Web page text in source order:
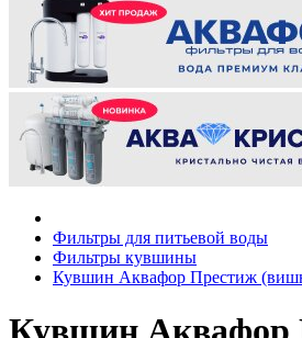
Фильтры для питьевой воды
Фильтры кувшины
Кувшин Аквафор Престиж